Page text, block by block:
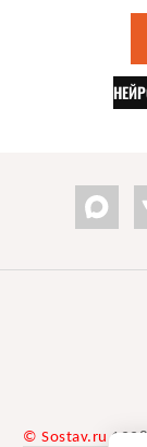
© Sostav.ru